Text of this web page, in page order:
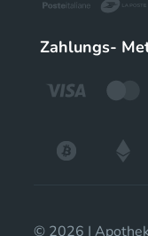
Zahlungs-
© 2026 |